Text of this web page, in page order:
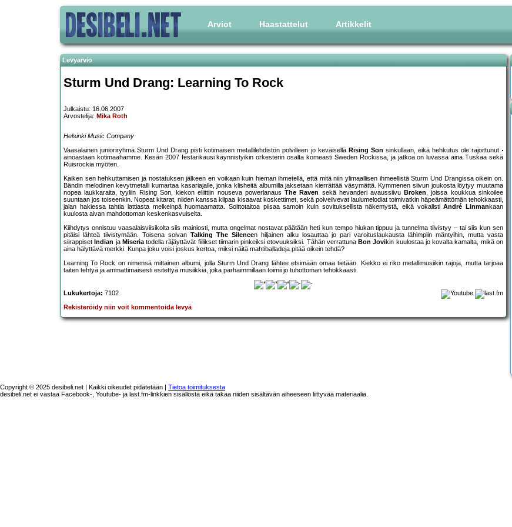
Arviot Haastattelut Artikkelit
Levyarvio
Sturm Und Drang: Learning To Rock
Julkaistu: 16.06.2007
Arvostelija: Mika Roth
Helsinki Music Company
Vaasalainen junioriryhmä Sturm Und Drang pisti kotimaisen metallilehdistön polvilleen jo keväisellä Rising Son sinkullaan, eikä hehkutus ole rajoittunut
ainoastaan kotimaahamme. Kesän 2007 festarikausi käynnistyikin orkesterin osalta komeasti Sweden Rockissa, ja jatkoa on luvassa aina Tuskaa sekä
Ruisrockia myöten.
Kaiken sen hehkuttamisen ja nostatuksen jälkeen en voikaan kuin hieman ihmetellä, että mitä niin ylimaallisen ihmeellistä Sturm Und Drangissa oikein on.
Bändin melodinen kevytmetalli kumartaa kasariajalle, jonka klisheitä albumilla jaksetaan kierrättää väsymättä. Kymmenen siivun joukosta löytyy muutama
nopea laukkaraita, tyyliin Rising Son, kiekon eliittiin nouseva powerlanausThe Raven sekä hevanderi avaussiivu Broken, joissa koukkua sinkoilee
suuntaan jos toiseenkin. Nopeat kitarat, niiden kanssa kilpaa kisaavat koskettimet, sekä polveilvevat laulumelodiat toimivatkin häpeämättömän tehokkaasti,
jalan hakiessa tahtia lattiasta melkeinpä huomaamatta. Soittotaitoa piisaa samoin kuin sovituksellista näkemystä, eikä vokalistiAndré Linmankaan
kuulosta aivan mahdottoman keskenkasvuiselta.
Kiihdytys onnistuu vaasalaisviisikolta siis mainiosti, mutta ongelmat nostavat päätään heti kun tempo hiukan tippuu ja tunnelma tiivistyy – tai siis kun sen
pitäisi lähteä tiivistymään. Toisena soivan Talking The Silencen hiljainen alku losauttaa jo pari varoituslaukausta lähimpiin mäntyihin, mutta vasta
siirappiset Indian ja Miseriatodella räjäyttävät fiilikset tiimarin pinkeiksi etovuuksiksi. Tähän verrattuna Bon Jovikin kuulostaa jo kovalta kamalta, mikä on
aina hälyttävä merkki. Kunpa joku voisi joskus kertoa, miksi näitä mahtiballadeja pitää oikein tehdä?
Learning To Rock on nimensä mittainen albumi, jolla Sturm Und Drang lähtee etsimään omaa tietään. Kiekko ei riko metallimusiikin rajoja, mutta tarjoaa
taiten tehtyä ja ammattimaisesti esitettyä musiikkia, joka parhaimmillaan toimii jo tuhottoman tehokkaasti.
Lukukertoja: 7102
Rekisteröidy niin voit kommentoida levyä
Copyright © 2025 desibeli.net | Kaikki oikeudet pidätetään | Tietoa toimituksesta
desibeli.net ei vastaa Facebook-, Youtube- ja last.fm-linkkien sisällöstä eikä takaa niiden sisältävän aiheeseen liittyvää materiaalia.